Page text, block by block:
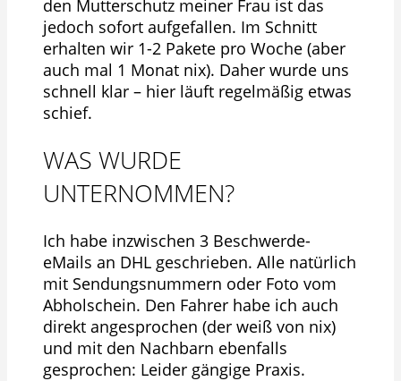
den Mutterschutz meiner Frau ist das
jedoch sofort aufgefallen. Im Schnitt
erhalten wir 1-2 Pakete pro Woche (aber
auch mal 1 Monat nix). Daher wurde uns
schnell klar – hier läuft regelmäßig etwas
schief.
WAS WURDE
UNTERNOMMEN?
Ich habe inzwischen 3 Beschwerde-
eMails an DHL geschrieben. Alle natürlich
mit Sendungsnummern oder Foto vom
Abholschein. Den Fahrer habe ich auch
direkt angesprochen (der weiß von nix)
und mit den Nachbarn ebenfalls
gesprochen: Leider gängige Praxis.